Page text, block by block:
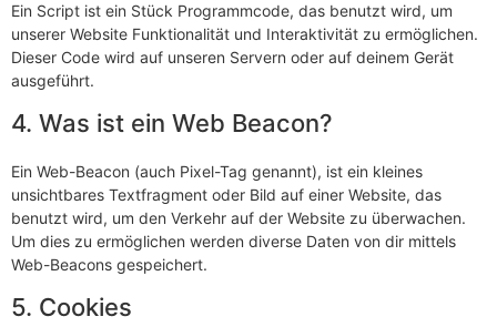
Ein Script ist ein Stück Programmcode, das benutzt wird, um
unserer Website Funktionalität und Interaktivität zu ermöglichen.
Dieser Code wird auf unseren Servern oder auf deinem Gerät
ausgeführt.
4. Was ist ein Web Beacon?
Ein Web-Beacon (auch Pixel-Tag genannt), ist ein kleines
unsichtbares Textfragment oder Bild auf einer Website, das
benutzt wird, um den Verkehr auf der Website zu überwachen.
Um dies zu ermöglichen werden diverse Daten von dir mittels
Web-Beacons gespeichert.
5. Cookies